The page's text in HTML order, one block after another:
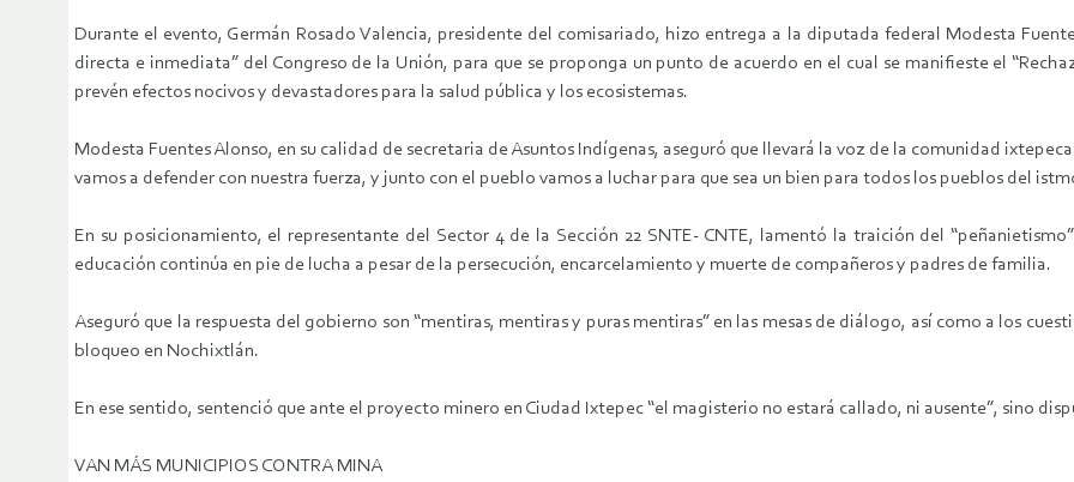
Durante el evento, Germán Rosado Valencia, presidente del comisariado, hizo entrega a la diputada federal Modesta
directa e inmediata” del Congreso de la Unión, para que se proponga un punto de acuerdo en el cual se manifieste el
prevén efectos nocivos y devastadores para la salud pública y los ecosistemas.
Modesta Fuentes Alonso, en su calidad de secretaria de Asuntos Indígenas, aseguró que llevará la voz de la comunidad
vamos a defender con nuestra fuerza, y junto con el pueblo vamos a luchar para que sea un bien para todos los pueblos del
En su posicionamiento, el representante del Sector 4 de la Sección 22 SNTE- CNTE, lamentó la traición del
educación continúa en pie de lucha a pesar de la persecución, encarcelamiento y muerte de compañeros y padres de familia.
Aseguró que la respuesta del gobierno son “mentiras, mentiras y puras mentiras” en las mesas de diálogo, así como a los
bloqueo en Nochixtlán.
En ese sentido, sentenció que ante el proyecto minero en Ciudad Ixtepec “el magisterio no estará callado, ni ausente”, sino
VAN MÁS MUNICIPIOS CONTRA MINA